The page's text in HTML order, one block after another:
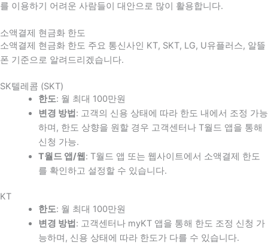
를 이용하기 어려운 사람들이 대안으로 많이 활용합니다.
소액결제 현금화 한도
소액결제 현금화 한도 주요 통신사인 KT, SKT, LG, U유플러스, 알뜰
폰 기준으로 알려드리겠습니다.
SK텔레콤 (SKT)
한도: 월 최대 100만원
변경 방법 : 고객의 신용 상태에 따라 한도 내에서 조정 가능
하며, 한도 상향을 원할 경우 고객센터나 T월드 앱을 통해
신청 가능.
T월드 앱/웹 : T월드 앱 또는 웹사이트에서 소액결제 한도
를 확인하고 설정할 수 있습니다.
KT
한도: 월 최대 100만원
변경 방법 : 고객센터나 myKT 앱을 통해 한도 조정 신청 가
능하며, 신용 상태에 따라 한도가 다를 수 있습니다.